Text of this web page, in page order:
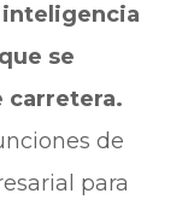
se
carretera.
de
para